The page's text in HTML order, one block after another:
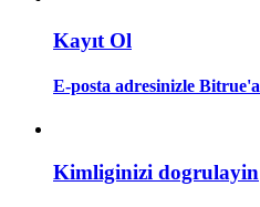
Vadeli İşlemler Başlangıç
Kayıt Ol
E-posta adresinizle
Kimliginizi dogrulayin